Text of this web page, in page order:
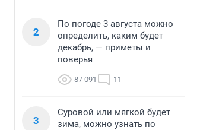
2
По погоде 3 августа можно
определить, каким будет
декабрь, — приметы и
поверья
87 091 11
3
Суровой или мягкой будет
зима, можно узнать по